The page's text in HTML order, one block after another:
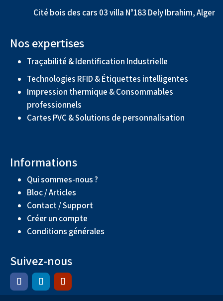
Cité bois des cars 03 villa N°183 Dely Ibrahim, Alger
Nos expertises
Traçabilité & Identification Industrielle
Technologies RFID & Étiquettes intelligentes
Impression thermique & Consommables
professionnels
Cartes PVC & Solutions de personnalisation
Informations
Qui sommes-nous ?
Bloc / Articles
Contact / Support
Créer un compte
Conditions générales
Suivez-nous